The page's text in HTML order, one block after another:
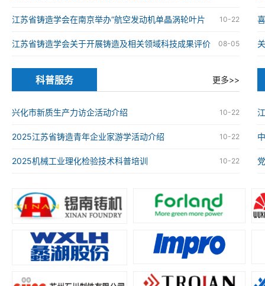
技成果评价工作的通知 10-22
江苏省铸造学会在南京举办“航空发动机单晶涡轮叶片
仿生结构设计与精准制造技术”科技成果评价会 08-05
江苏省铸造学会关于开展铸造及相关领域科技成果评价
工作的通知
科普服务 更多>>
10-22
兴化市新质生产力访企活动介绍
10-22
2025江苏省铸造青年企业家游学活动介绍
10-22
2025机械工业理化检验技术科普培训